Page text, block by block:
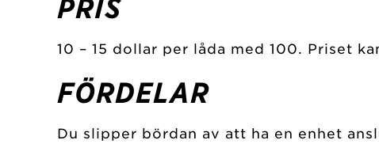
PRIS
10 – 15 dollar per låda med 100. Priset
FÖRDELAR
Du slipper bördan av att ha en enhet